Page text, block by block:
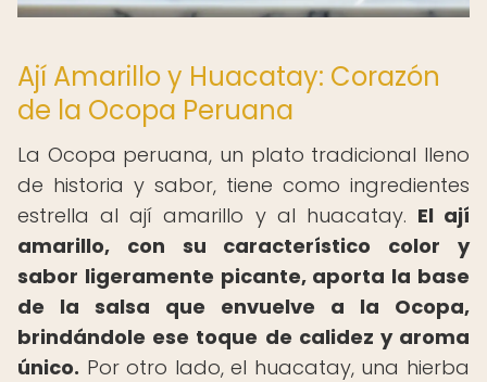
Ají Amarillo y Huacatay: Corazón
de la Ocopa Peruana
La Ocopa peruana, un plato tradicional lleno
de historia y sabor, tiene como ingredientes
estrella al ají amarillo y al huacatay. El ají
amarillo, con su característico color y
sabor ligeramente picante, aporta la base
de la salsa que envuelve a la Ocopa,
brindándole ese toque de calidez y aroma
único. Por otro lado, el huacatay, una hierba